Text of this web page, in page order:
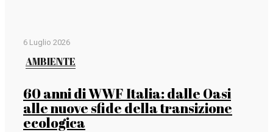
6 Luglio 2026
AMBIENTE
60 anni di WWF Italia: dalle Oasi
alle nuove sfide della transizione
ecologica